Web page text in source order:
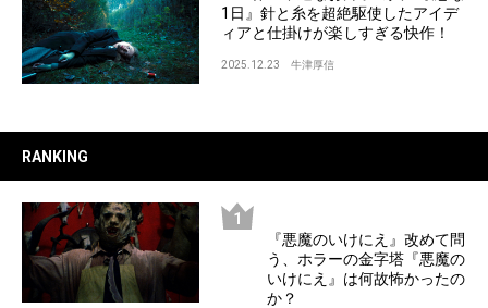
1日』針と糸を超絶駆使したアイデ
ィアと仕掛けが楽しすぎる快作！
2025.12.23 牛津厚信
RANKING
『悪魔のいけにえ』改めて問
う、ホラーの金字塔『悪魔の
いけにえ』は何故怖かったの
か？